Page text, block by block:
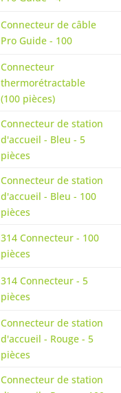
Connecteur de câble
Pro Guide - 100
Connecteur
thermorétractable
(100 pièces)
Connecteur de station
d'accueil - Bleu - 5
pièces
Connecteur de station
d'accueil - Bleu - 100
pièces
314 Connecteur - 100
pièces
314 Connecteur - 5
pièces
Connecteur de station
d'accueil - Rouge - 5
pièces
Connecteur de station